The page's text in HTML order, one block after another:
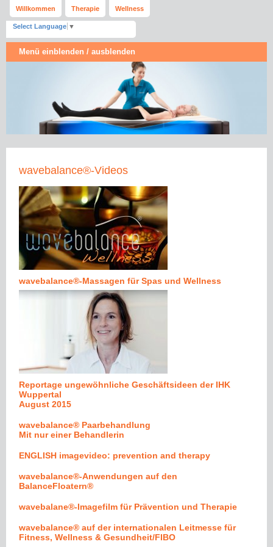
Willkommen Therapie Wellness
Select Language ▼
Menü einblenden / ausblenden
wavebalance®-Videos
wavebalance®-Massagen für Spas und Wellness
Reportage ungewöhnliche Geschäftsideen der IHK
Wuppertal
August 2015
wavebalance® Paarbehandlung
Mit nur einer Behandlerin
ENGLISH imagevideo: prevention and therapy
wavebalance®-Anwendungen auf den
BalanceFloatern®
wavebalane®-Imagefilm für Prävention und Therapie
wavebalance® auf der internationalen Leitmesse für
Fitness, Wellness & Gesundheit/FIBO